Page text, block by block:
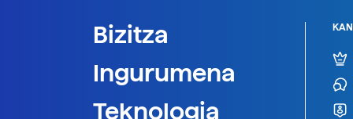
Bizitza
Ingurumena
Teknologia